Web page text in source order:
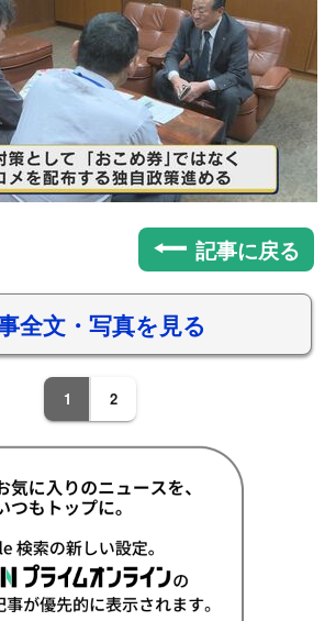
記事に戻る
全文・写真を見る
1 2